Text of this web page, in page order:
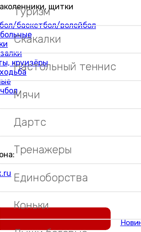
щитки
баскетбол/волейбол
круизёры
Туризм
Скакалки
Настольный теннис
Мячи
Дартс
Тренажеры
Единоборства
Коньки